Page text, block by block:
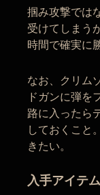
掴み攻撃では
受けてしまう
時間で確実に
なお、クリム
ドガンに弾を
路に入ったら
しておくこと
きたい。
入手アイテ